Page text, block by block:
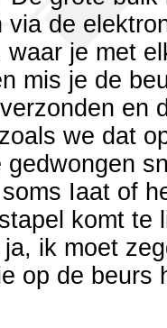
via de
je met
mis je de
en
we dat
Iaat of
komt te
ik moet
op de beurs